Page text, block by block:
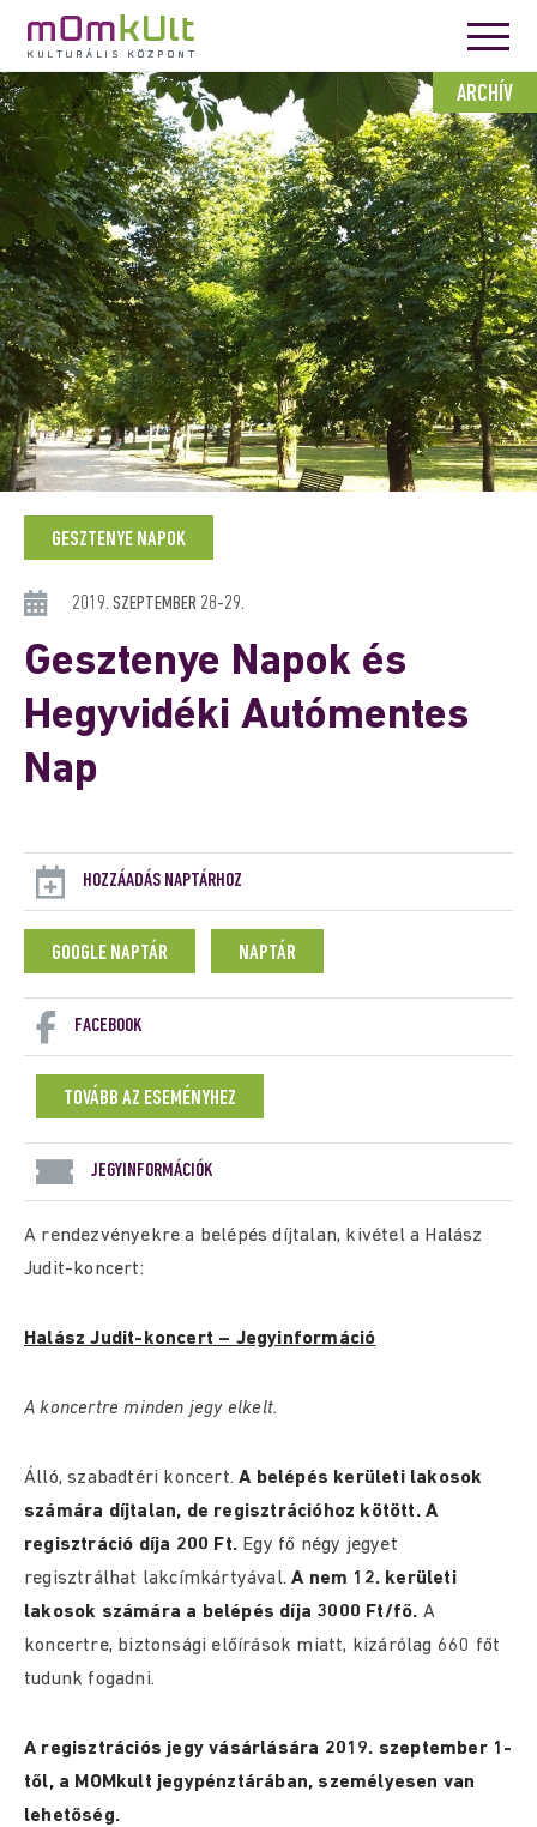
ARCHÍV
GESZTENYE NAPOK
2019. SZEPTEMBER 28-29.
Gesztenye Napok és
Hegyvidéki Autómentes
Nap
HOZZÁADÁS NAPTÁRHOZ
GOOGLE NAPTÁR NAPTÁR
FACEBOOK
TOVÁBB AZ ESEMÉNYHEZ
JEGYINFORMÁCIÓK
A rendezvényekre a belépés díjtalan, kivétel a Halász
Judit-koncert:
Halász Judit-koncert – Jegyinformáció
A koncertre minden jegy elkelt.
Álló, szabadtéri koncert.A belépés kerületi lakosok
számára díjtalan, de regisztrációhoz kötött. A
regisztráció díja 200 Ft. Egy fő négy jegyet
regisztrálhat lakcímkártyával.A nem 12. kerületi
lakosok számára a belépés díja 3000 Ft/fő. A
koncertre, biztonsági előírások miatt, kizárólag 660 főt
tudunk fogadni.
A regisztrációs jegy vásárlására 2019. szeptember 1-
től, a MOMkult jegypénztárában, személyesen van
lehetőség.